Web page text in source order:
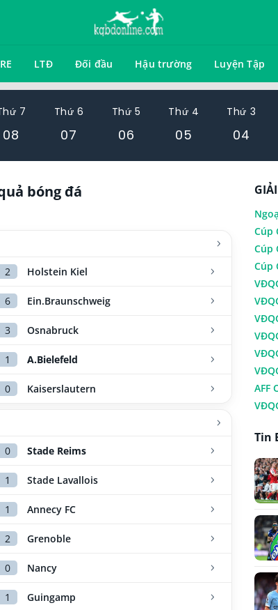
LTĐ Đối đầu Hậu trường Luyện Tập
7
08
Thứ 6
07
Thứ 5
06
Thứ 4
05
Thứ 3
04
bóng đá
2 Holstein Kiel
6 Ein.Braunschweig
3 Osnabruck
1 A.Bielefeld
0 Kaiserslautern
0 Stade Reims
1 Stade Lavallois
1 Annecy FC
2 Grenoble
0 Nancy
1 Guingamp
Cúp
Cúp
Cúp
AFF
Tin